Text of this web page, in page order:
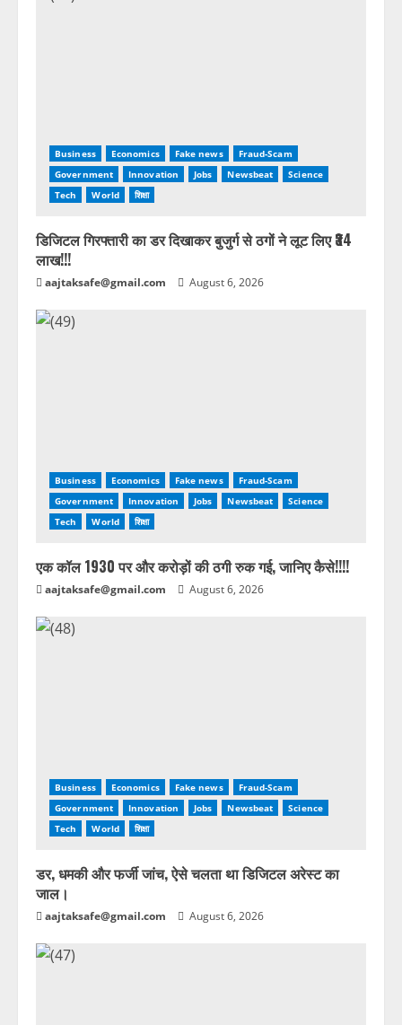
Business Economics Fake news
Fraud-Scam
Government
Innovation Jobs Newsbeat
Science
Tech
World शिक्षा
डिजिटल गिरफ्तारी का डर दिखाकर बुजुर्ग से ठगों ने लूट लिए ₹34
लाख!!!
aajtaksafe@gmail.com August 6, 2026
Business Economics Fake news
Fraud-Scam
Government
Innovation Jobs Newsbeat
Science
Tech
World शिक्षा
एक कॉल 1930 पर और करोड़ों की ठगी रुक गई, जानिए कैसे!!!!
aajtaksafe@gmail.com August 6, 2026
Business Economics Fake news
Fraud-Scam
Government
Innovation Jobs Newsbeat
Science
Tech
World शिक्षा
डर, धमकी और फर्जी जांच, ऐसे चलता था डिजिटल अरेस्ट का
जाल।
aajtaksafe@gmail.com August 6, 2026